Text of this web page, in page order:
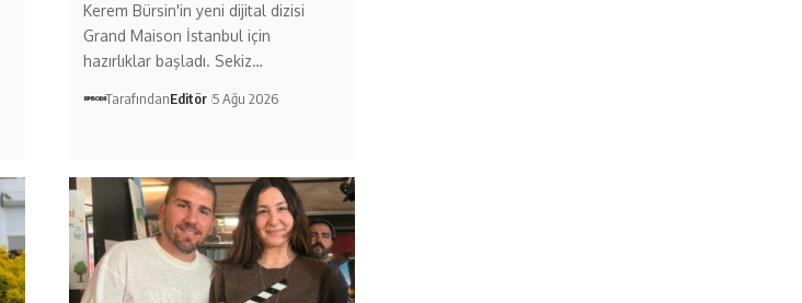
Kerem Bürsin'in yeni dijital dizisi
Grand Maison İstanbul için
hazırlıklar başladı. Sekiz…
TarafındanEditör 5 Ağu 2026